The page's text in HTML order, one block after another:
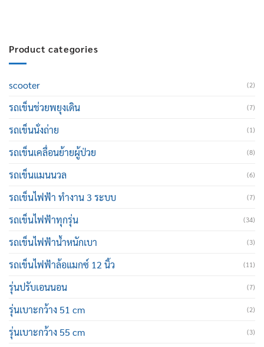
Product categories
scooter (2)
รถเข็นช่วยพยุงเดิน (7)
รถเข็นนั่งถ่าย (1)
รถเข็นเคลื่อนย้ายผู้ป่วย (8)
รถเข็นแมนนวล (6)
รถเข็นไฟฟ้า ทำงาน 3 ระบบ (7)
รถเข็นไฟฟ้าทุกรุ่น (34)
รถเข็นไฟฟ้าน้ำหนักเบา (3)
รถเข็นไฟฟ้าล้อแมกซ์ 12 นิ้ว (11)
รุ่นปรับเอนนอน (7)
รุ่นเบาะกว้าง 51 cm (2)
รุ่นเบาะกว้าง 55 cm (3)